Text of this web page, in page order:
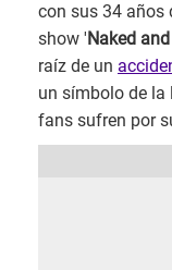
con sus 34 años
show ' Naked
raíz de un
un símbolo de la
fans sufren por